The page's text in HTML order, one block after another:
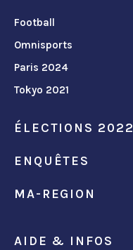
Football
Omnisports
Paris 2024
Tokyo 2021
ÉLECTIONS 2022
ENQUÊTES
MA-REGION
AIDE & INFOS